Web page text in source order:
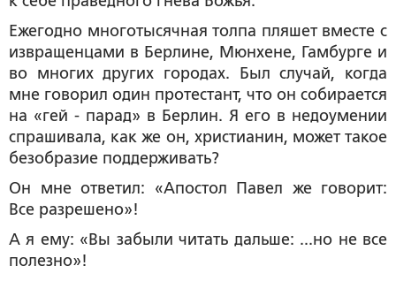
Ежегодно многотысячная толпа пляшет вместе с
извращенцами в Берлине, Мюнхене, Гамбурге и
во многих других городах. Был случай, когда
мне говорил один протестант, что он собирается
на «гей - парад» в Берлин. Я его в недоумении
спрашивала, как же он, христианин, может такое
безобразие поддерживать?
Он мне ответил: «Апостол Павел же говорит:
Все разрешено»!
А я ему: «Вы забыли читать дальше: ...но не все
полезно»!